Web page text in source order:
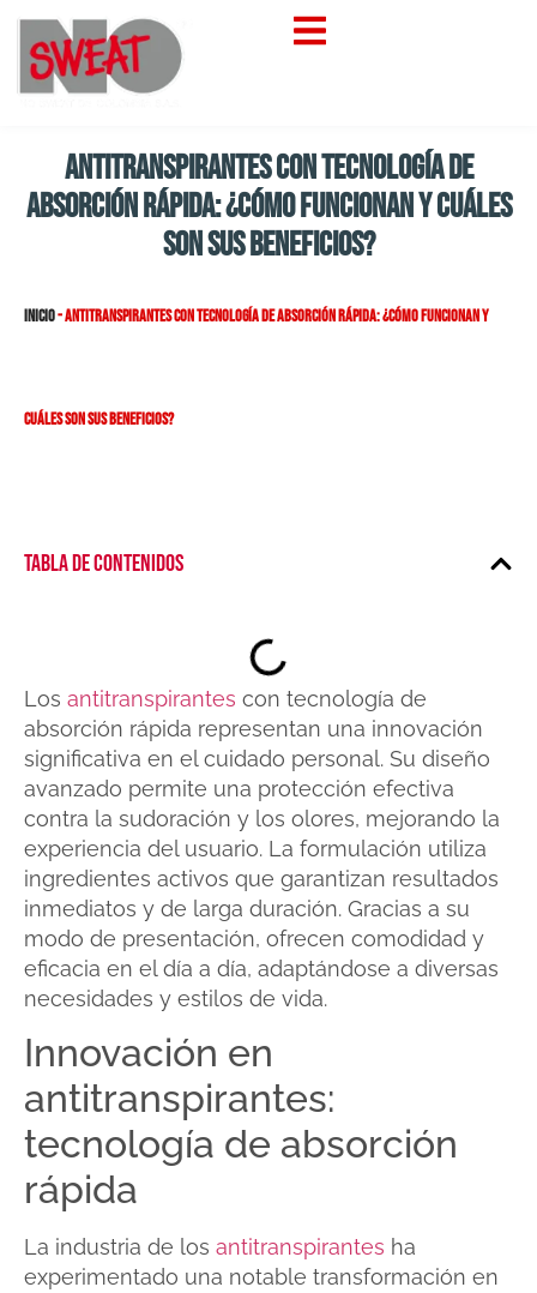
Antitranspirantes con tecnología de
absorción rápida: ¿cómo funcionan y cuáles
son sus beneficios?
Inicio-Antitranspirantes con tecnología de absorción rápida: ¿cómo funcionan y
cuáles son sus beneficios?
Tabla de contenidos
Los antitranspirantes con tecnología de
absorción rápida representan una innovación
significativa en el cuidado personal. Su diseño
avanzado permite una protección efectiva
contra la sudoración y los olores, mejorando la
experiencia del usuario. La formulación utiliza
ingredientes activos que garantizan resultados
inmediatos y de larga duración. Gracias a su
modo de presentación, ofrecen comodidad y
eficacia en el día a día, adaptándose a diversas
necesidades y estilos de vida.
Innovación en
antitranspirantes:
tecnología de absorción
rápida
La industria de los antitranspirantes ha
experimentado una notable transformación en